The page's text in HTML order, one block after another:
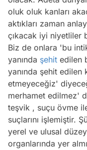
oluk oluk kanları
aktıkları zaman
çıkacak iyi niyetliler
Biz de onlara 'bu
yanında şehit edilen
yanında şehit edilen
etmeyeceğiz'
merhamet edilmez'
teşvik , suçu övme
suçlarını işlemiştir.
yerel ve ulusal
organlarında yer